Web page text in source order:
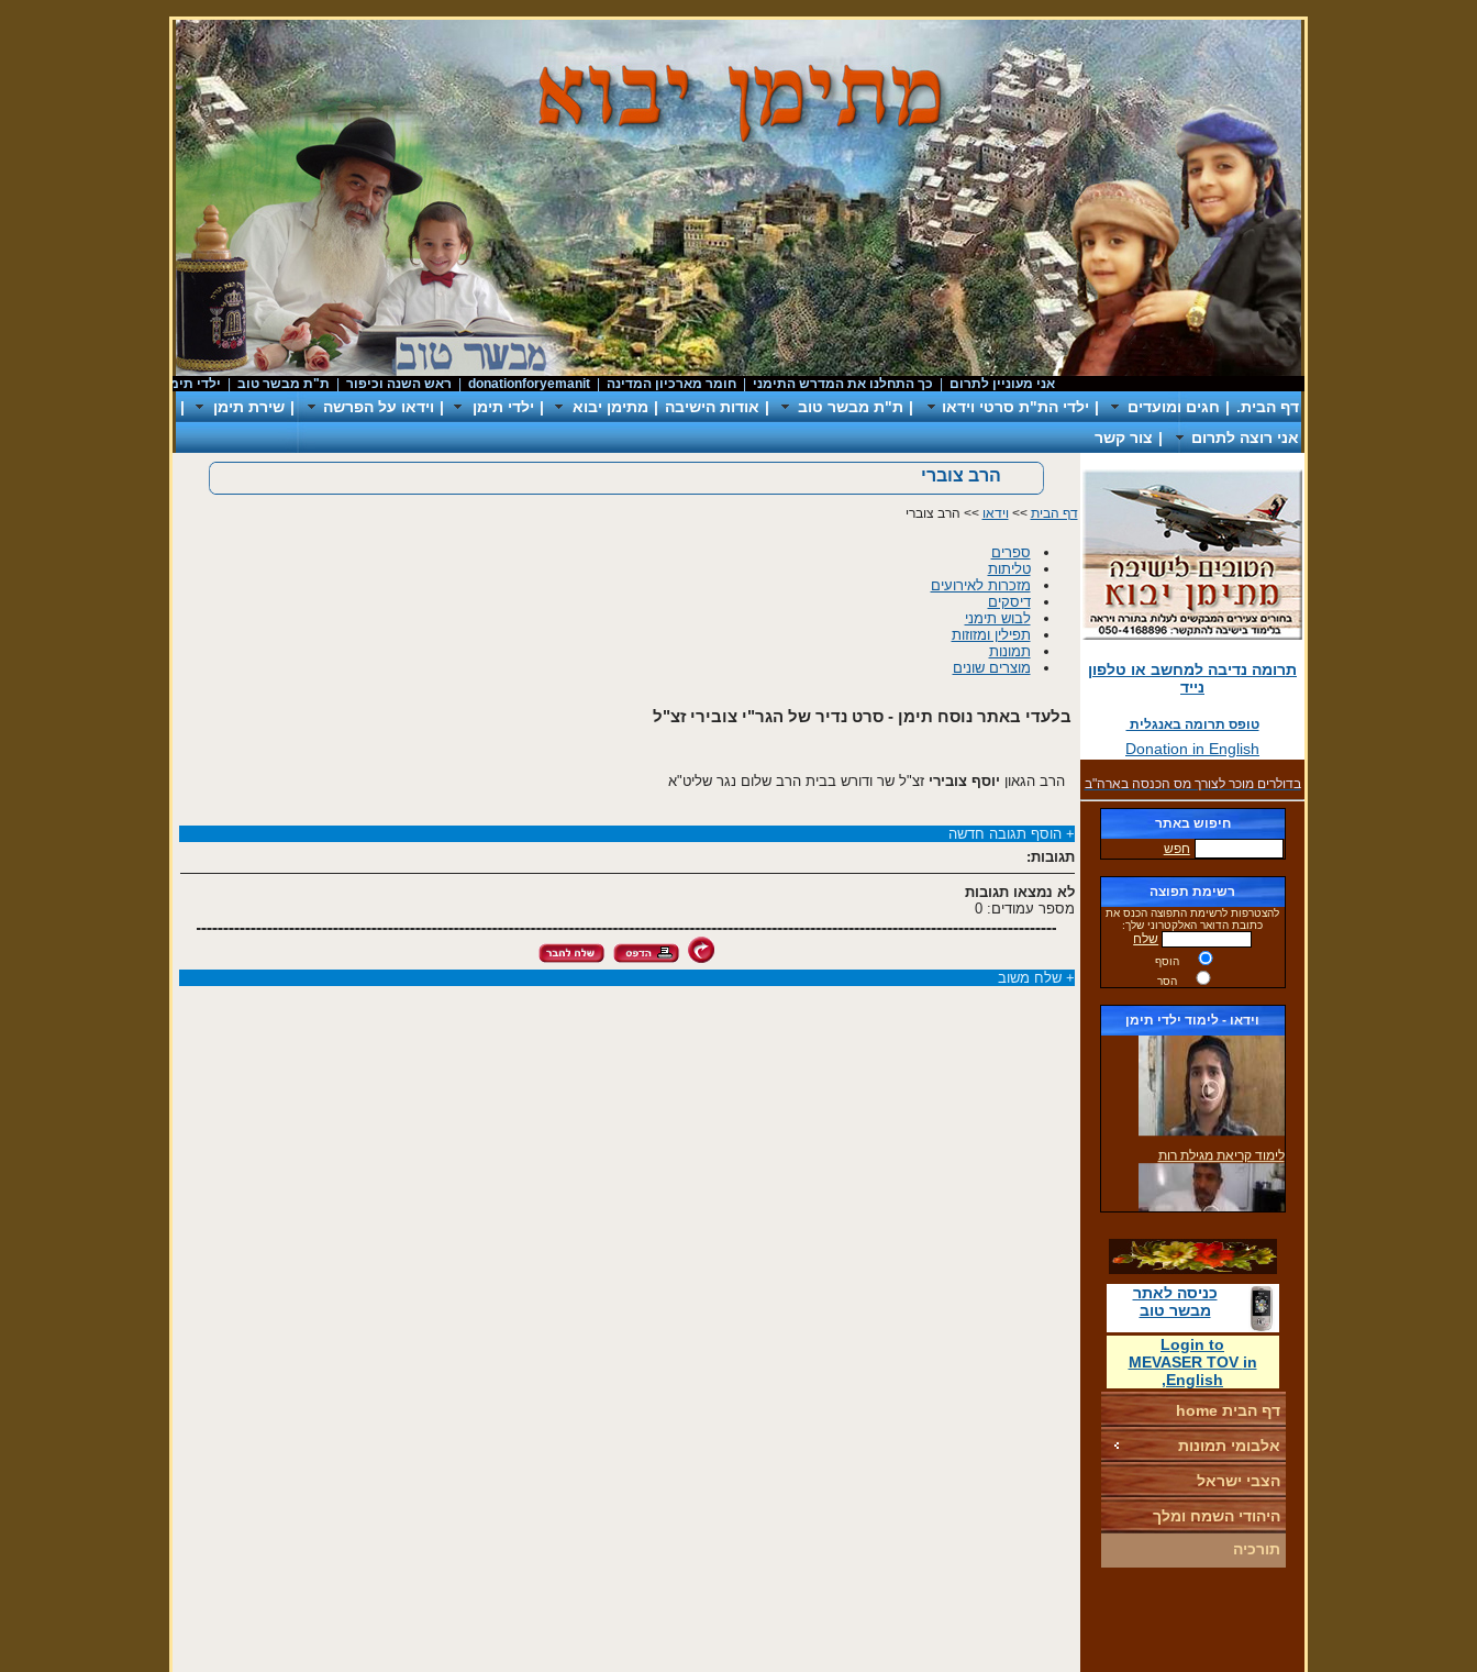
אני מעוניין לתרום|כך התחלנו את המדרש התימני|חומר מארכיון המדינה|
donationforyemanit
|ראש השנה וכיפור|ת"ת מבשר טוב|ילדי תימן |
דף הבית. | חגים ומועדים | ילדי הת"ת סרטי וידאו | ת"ת מבשר טוב | אודות הישיבה | מתימן יבוא | ילדי תימן | וידאו על הפרשה | שירת תימן
|
אני רוצה לתרום
| צור קשר
תרומה נדיבה למחשב או טלפון
נייד
טופס תרומה באנגלית
Donation in English
בדולרים מוכר לצורך מס הכנסה בארה"ב
חיפוש באתר
חפש
רשימת תפוצה
להצטרפות לרשימת התפוצה הכנס את
כתובת הדואר האלקטרוני שלך:
שלח
הוסף
הסר
וידאו - לימוד ילדי תימן
מתן תורה
(30/11/2016)
לימוד קריאת מגילת רות
תפילת שחרית של ילדי הגן
ביקור הילדים אצל הגברת צוברי
(30/11/2016)
כניסה לאתר
מבשר טוב
Login to
MEVASER TOV in
English
,
דף הבית home
אלבומי תמונות
הצבי ישראל
היהודי השמח ומלך
תורכיה
הרב צוברי
דף הבית >> וידאו >> הרב צוברי
ספרים
טליתות
מזכרות לאירועים
דיסקים
לבוש תימני
תפילין ומזוזות
תמונות
מוצרים שונים
בלעדי באתר נוסח תימן - סרט נדיר של הגר"י צובירי זצ"ל
הרב הגאון יוסף צוביריזצ"ל שר ודורש בבית הרב שלום נגר שליט"א
+ הוסף תגובה חדשה
תגובות:
לא נמצאו תגובות
מספר עמודים: 0
+ שלח משוב